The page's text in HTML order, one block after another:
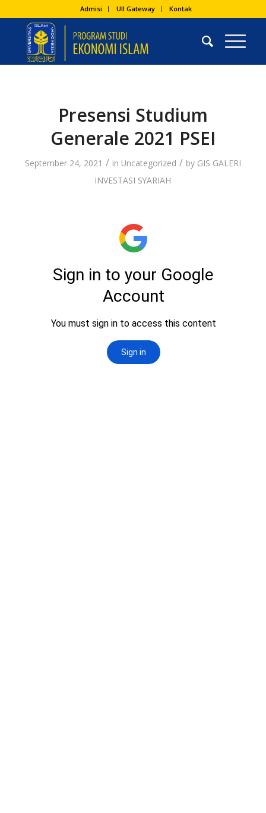
Admisi UII Gateway Kontak
Presensi Studium
Generale 2021 PSEI
September 24, 2021 / in Uncategorized / by GIS GALERI
INVESTASI SYARIAH